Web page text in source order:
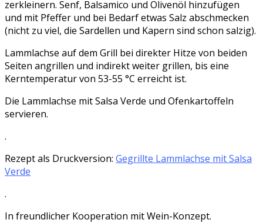
zerkleinern. Senf, Balsamico und Olivenöl hinzufügen
und mit Pfeffer und bei Bedarf etwas Salz abschmecken
(nicht zu viel, die Sardellen und Kapern sind schon salzig).
Lammlachse auf dem Grill bei direkter Hitze von beiden
Seiten angrillen und indirekt weiter grillen, bis eine
Kerntemperatur von 53-55 °C erreicht ist.
Die Lammlachse mit Salsa Verde und Ofenkartoffeln
servieren.
.
Rezept als Druckversion: Gegrillte Lammlachse mit Salsa
Verde
.
In freundlicher Kooperation mit Wein-Konzept.